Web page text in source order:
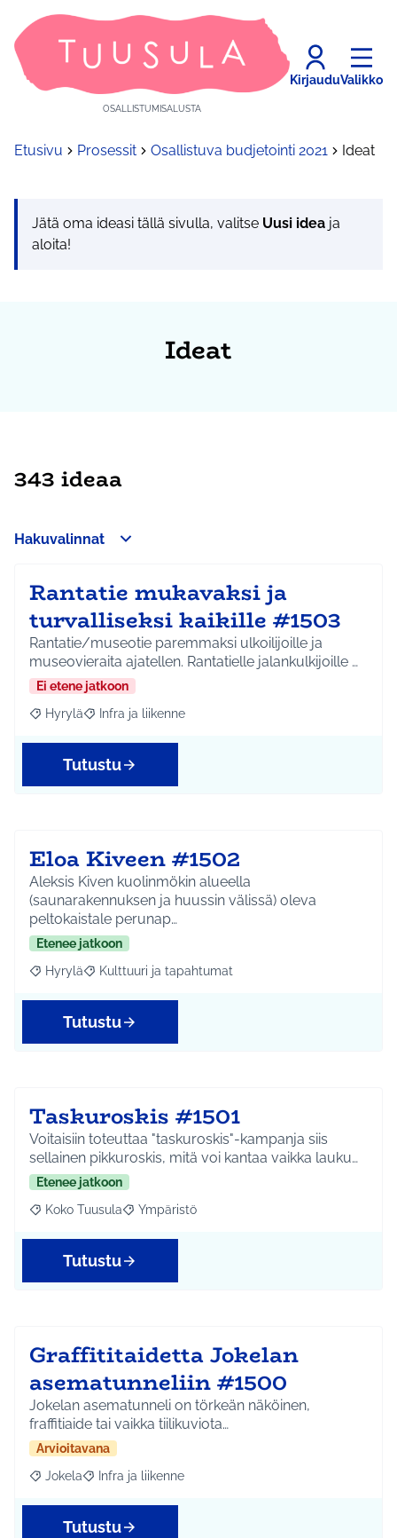
OSALLISTUMISALUSTA
KirjauduValikko
Etusivu Prosessit Osallistuva budjetointi 2021 Ideat
Jätä oma ideasi tällä sivulla, valitse Uusi idea ja
aloita!
Ideat
343 ideaa
Hakuvalinnat
Rantatie mukavaksi ja
turvalliseksi kaikille #1503
Rantatie/museotie paremmaksi ulkoilijoille ja
museovieraita ajatellen. Rantatielle jalankulkijoille …
Ei etene jatkoon
Rajaa tulokset aihepiirin mukaan: Hyrylä
Hyrylä Rajaa tulokset teeman mukaan: Infra ja liikenne
Infra ja liikenne
Tutustu
Eloa Kiveen #1502
Aleksis Kiven kuolinmökin alueella
(saunarakennuksen ja huussin välissä) oleva
peltokaistale perunap…
Etenee jatkoon
Rajaa tulokset aihepiirin mukaan: Hyrylä
Hyrylä Rajaa tulokset teeman mukaan: Kulttuuri ja
Kulttuuri ja tapahtumat
Tutustu
Taskuroskis #1501
Voitaisiin toteuttaa "taskuroskis"-kampanja siis
sellainen pikkuroskis, mitä voi kantaa vaikka lauku…
Etenee jatkoon
Rajaa tulokset aihepiirin mukaan: Koko Tuusula
Koko Tuusula Rajaa tulokset teeman mukaan: Ympäristö
Ympäristö
Tutustu
Graffititaidetta Jokelan
asematunneliin #1500
Jokelan asematunneli on törkeän näköinen,
fraffitiaide tai vaikka tiilikuviota…
Arvioitavana
Rajaa tulokset aihepiirin mukaan: Jokela
Jokela Rajaa tulokset teeman mukaan: Infra ja liikenne
Infra ja liikenne
Tutustu